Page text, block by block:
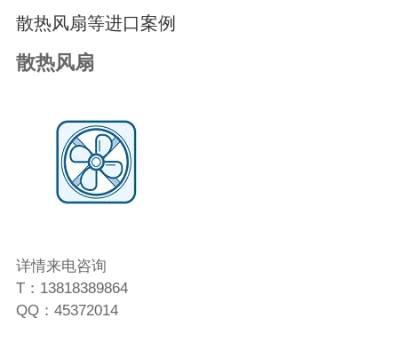
散热风扇等进口案例
散热风扇
详情来电咨询
T：13818389864
QQ：45372014